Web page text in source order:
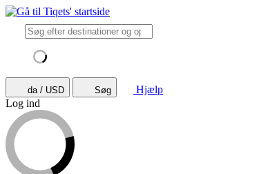
da / USD Søg
Hjælp
Log ind